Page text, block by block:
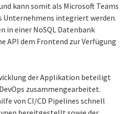
kann somit als Microsoft Teams
Unternehmens integriert werden.
in einer NoSQL Datenbank
API dem Frontend zur Verfügung
der Applikation beteiligt
zusammengearbeitet.
von CI/CD Pipelines schnell